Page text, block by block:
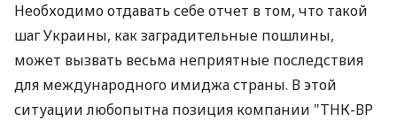
Необходимо отдавать себе отчет в том, что такой
шаг Украины, как заградительные пошлины,
может вызвать весьма неприятные последствия
для международного имиджа страны. В этой
ситуации любопытна позиция компании "ТНК-ВР